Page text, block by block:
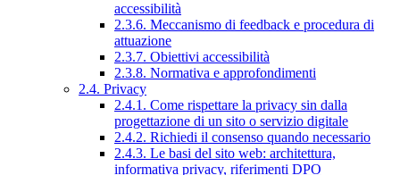
accessibilità
2.3.6. Meccanismo di feedback e procedura di
attuazione
2.3.7. Obiettivi accessibilità
2.3.8. Normativa e approfondimenti
2.4. Privacy
2.4.1. Come rispettare la privacy sin dalla
progettazione di un sito o servizio digitale
2.4.2. Richiedi il consenso quando necessario
2.4.3. Le basi del sito web: architettura,
informativa privacy, riferimenti DPO